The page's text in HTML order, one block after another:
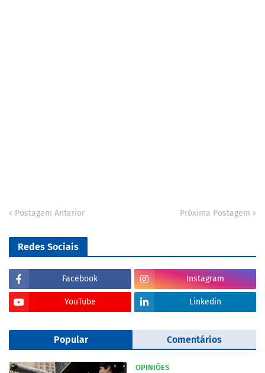
Postagem Anterior Próxima Postagem
Redes Sociais
Facebook Instagram
YouTube Linkedin
Popular Comentários
OPINIÕES